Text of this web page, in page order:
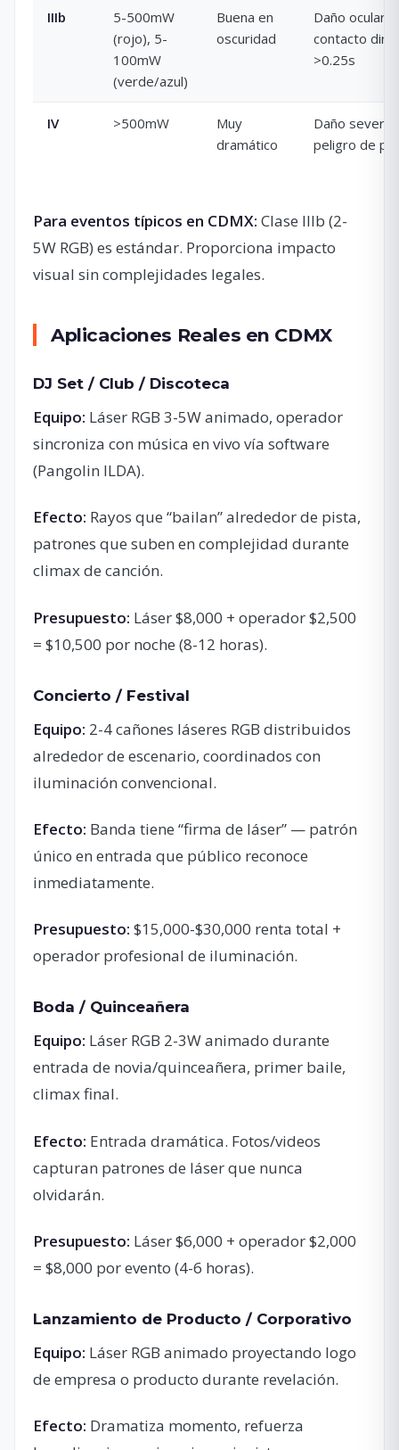
IIIb
5-500mW
(rojo), 5-
100mW
(verde/azul)
Buena en
oscuridad
Daño ocular si
contacto
>0.25s
IV >500mW
Muy
dramático
Daño severo,
peligro de
Para eventos típicos en CDMX: Clase IIIb (2-
5W RGB) es estándar. Proporciona impacto
visual sin complejidades legales.
Aplicaciones Reales en CDMX
DJ Set / Club / Discoteca
Equipo: Láser RGB 3-5W animado, operador
sincroniza con música en vivo vía software
(Pangolin ILDA).
Efecto: Rayos que “bailan” alrededor de pista,
patrones que suben en complejidad durante
climax de canción.
Presupuesto: Láser $8,000 + operador $2,500
= $10,500 por noche (8-12 horas).
Concierto / Festival
Equipo: 2-4 cañones láseres RGB distribuidos
alrededor de escenario, coordinados con
iluminación convencional.
Efecto: Banda tiene “firma de láser” — patrón
único en entrada que público reconoce
inmediatamente.
Presupuesto: $15,000-$30,000 renta total +
operador profesional de iluminación.
Boda / Quinceañera
Equipo: Láser RGB 2-3W animado durante
entrada de novia/quinceañera, primer baile,
climax final.
Efecto: Entrada dramática. Fotos/videos
capturan patrones de láser que nunca
olvidarán.
Presupuesto: Láser $6,000 + operador $2,000
= $8,000 por evento (4-6 horas).
Lanzamiento de Producto / Corporativo
Equipo: Láser RGB animado proyectando logo
de empresa o producto durante revelación.
Efecto: Dramatiza momento, refuerza